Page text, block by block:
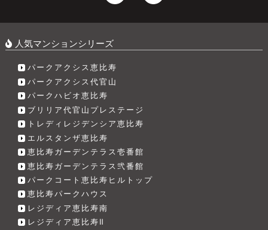
人気マンションシリーズ
パークアクシス恵比寿
パークアクシス代官山
パークハビオ恵比寿
ブリリア代官山プレステージ
トレディレジデンシア恵比寿
エルスタンザ恵比寿
恵比寿ガーデンテラス壱番館
恵比寿ガーデンテラス弐番館
パークコート恵比寿ヒルトップ
恵比寿パークハウス
レジディア恵比寿南
レジディア恵比寿Ⅱ